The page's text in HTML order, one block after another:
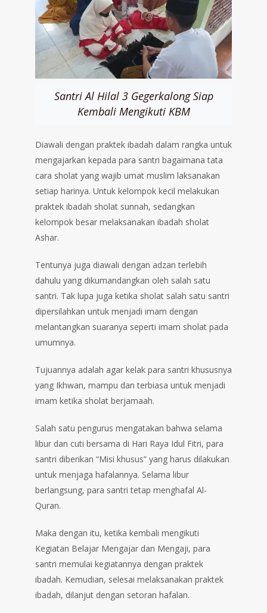
Santri Al Hilal 3 Gegerkalong Siap
Kembali Mengikuti KBM
Diawali dengan praktek ibadah dalam rangka untuk
mengajarkan kepada para santri bagaimana tata
cara sholat yang wajib umat muslim laksanakan
setiap harinya. Untuk kelompok kecil melakukan
praktek ibadah sholat sunnah, sedangkan
kelompok besar melaksanakan ibadah sholat
Ashar.
Tentunya juga diawali dengan adzan terlebih
dahulu yang dikumandangkan oleh salah satu
santri. Tak lupa juga ketika sholat salah satu santri
dipersilahkan untuk menjadi imam dengan
melantangkan suaranya seperti imam sholat pada
umumnya.
Tujuannya adalah agar kelak para santri khususnya
yang Ikhwan, mampu dan terbiasa untuk menjadi
imam ketika sholat berjamaah.
Salah satu pengurus mengatakan bahwa selama
libur dan cuti bersama di Hari Raya Idul Fitri, para
santri diberikan “Misi khusus” yang harus dilakukan
untuk menjaga hafalannya. Selama libur
berlangsung, para santri tetap menghafal Al-
Quran.
Maka dengan itu, ketika kembali mengikuti
Kegiatan Belajar Mengajar dan Mengaji, para
santri memulai kegiatannya dengan praktek
ibadah. Kemudian, selesai melaksanakan praktek
ibadah, dilanjut dengan setoran hafalan.